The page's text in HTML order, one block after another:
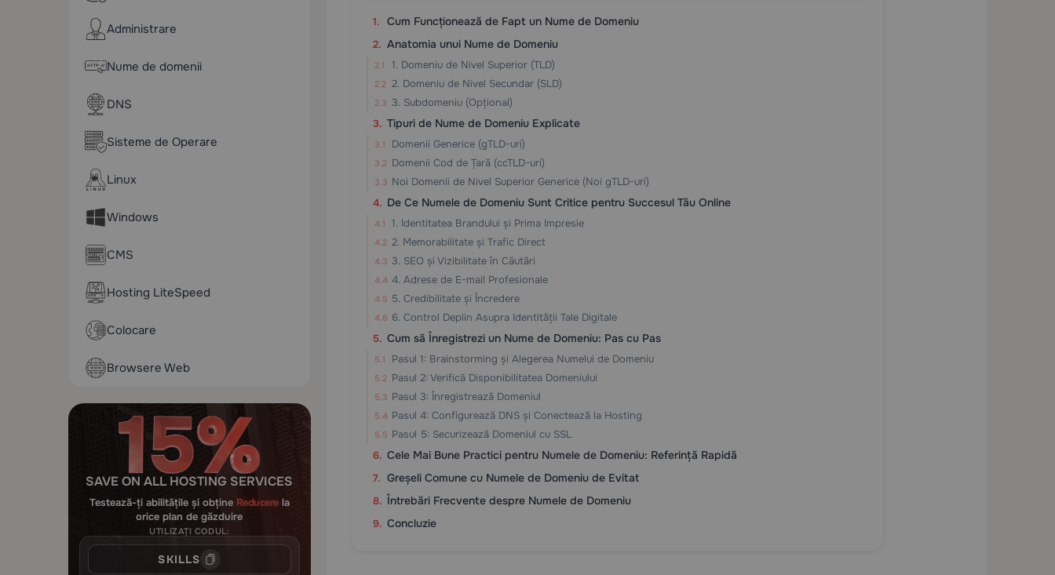
Administrare
Nume de domenii
DNS
Sisteme de Operare
Linux
Windows
CMS
Hosting LiteSpeed
Colocare
Browsere Web
SAVE ON ALL HOSTING SERVICES
Testează-ți abilitățile și obține Reducerela
orice plan de găzduire
UTILIZAȚI CODUL:
SKILLS
Cum Funcționează de Fapt un Nume de Domeniu
Anatomia unui Nume de Domeniu
1. Domeniu de Nivel Superior (TLD)
2. Domeniu de Nivel Secundar (SLD)
3. Subdomeniu (Opțional)
Tipuri de Nume de Domeniu Explicate
Domenii Generice (gTLD-uri)
Domenii Cod de Țară (ccTLD-uri)
Noi Domenii de Nivel Superior Generice (Noi gTLD-uri)
De Ce Numele de Domeniu Sunt Critice pentru Succesul Tău Online
1. Identitatea Brandului și Prima Impresie
2. Memorabilitate și Trafic Direct
3. SEO și Vizibilitate în Căutări
4. Adrese de E-mail Profesionale
5. Credibilitate și Încredere
6. Control Deplin Asupra Identității Tale Digitale
Cum să Înregistrezi un Nume de Domeniu: Pas cu Pas
Pasul 1: Brainstorming și Alegerea Numelui de Domeniu
Pasul 2: Verifică Disponibilitatea Domeniului
Pasul 3: Înregistrează Domeniul
Pasul 4: Configurează DNS și Conectează la Hosting
Pasul 5: Securizează Domeniul cu SSL
Cele Mai Bune Practici pentru Numele de Domeniu: Referință Rapidă
Greșeli Comune cu Numele de Domeniu de Evitat
Întrebări Frecvente despre Numele de Domeniu
Concluzie